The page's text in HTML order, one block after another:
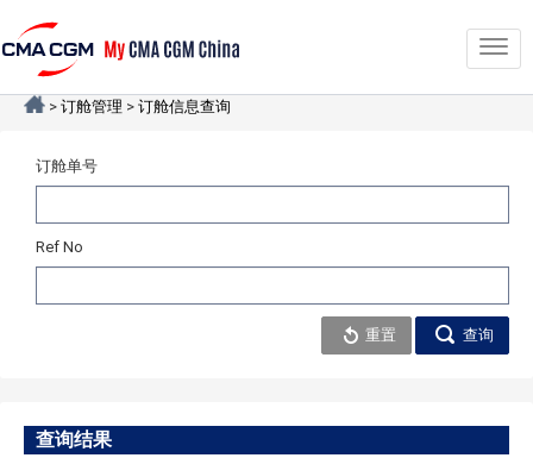
> 订舱管理 > 订舱信息查询
订舱单号
Ref No
重置 查询
查询结果